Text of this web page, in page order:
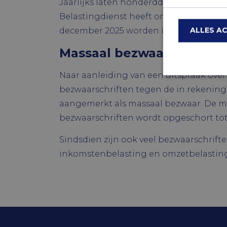
Jaarlijks laten honderdduizenden
Belastingdienst heeft ontvangen,
december 2025 worden ingediend.
Massaal bezwaar
Naar aanleiding van een uitspraak
bezwaarschriften tegen de in
aangemerkt als massaal bezwaar. De
bezwaarschriften wordt opgeschort
Sindsdien zijn ook veel
inkomstenbelasting en
ALLES
Strikt
en
Naam